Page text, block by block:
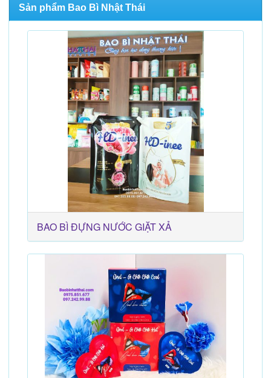
Sản phẩm Bao Bì Nhật Thái
BAO BÌ ĐỰNG NƯỚC GIẶT XẢ